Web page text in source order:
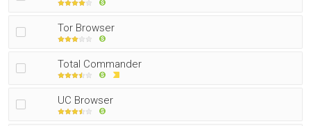
Tor Browser
Total Commander
UC Browser